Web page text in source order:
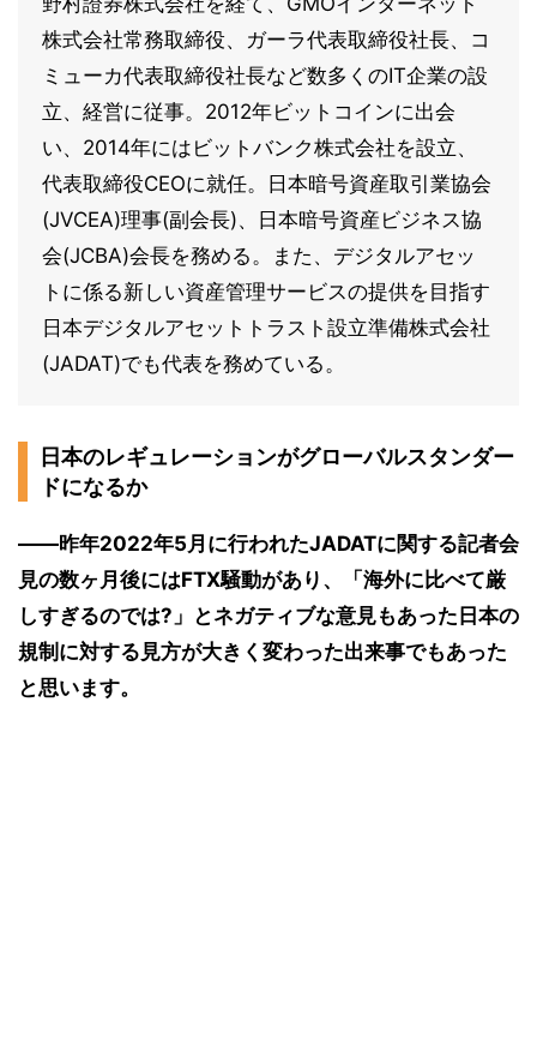
株式会社常務取締役、ガーラ代表取締役社長、コ
ミューカ代表取締役社長など数多くのIT企業の設
立、経営に従事。2012年ビットコインに出会
い、2014年にはビットバンク株式会社を設立、
代表取締役CEOに就任。日本暗号資産取引業協会
(JVCEA)理事(副会長)、日本暗号資産ビジネス協
会(JCBA)会長を務める。また、デジタルアセッ
トに係る新しい資産管理サービスの提供を目指す
日本デジタルアセットトラスト設立準備株式会社
(JADAT)でも代表を務めている。
日本のレギュレーションがグローバルスタンダー
ドになるか
――昨年2022年5月に行われたJADATに関する記者会
見の数ヶ月後にはFTX騒動があり、「海外に比べて厳
しすぎるのでは?」とネガティブな意見もあった日本の
規制に対する見方が大きく変わった出来事でもあった
と思います。